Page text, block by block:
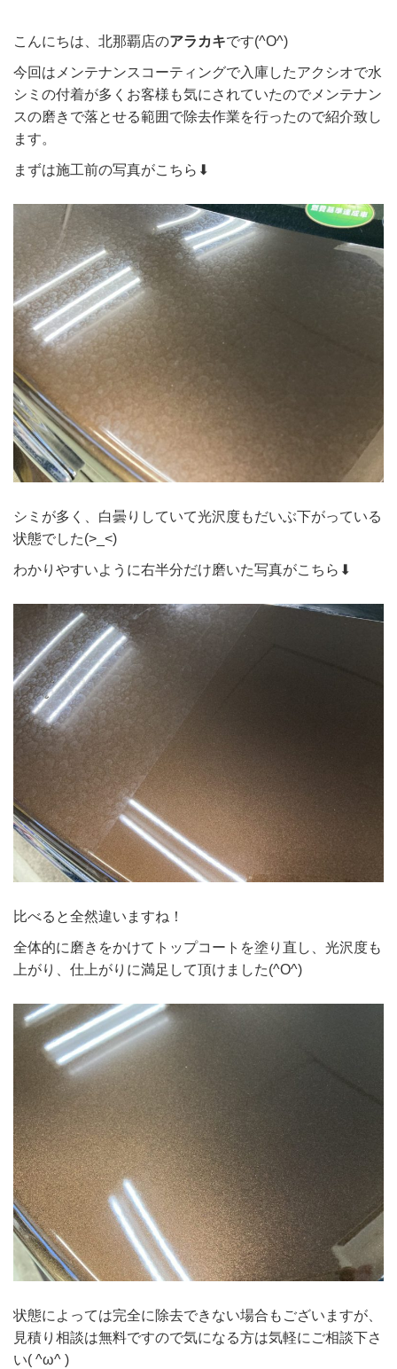
こんにちは、北那覇店のアラカキです(^O^)
今回はメンテナンスコーティングで入庫したアクシオで水
シミの付着が多くお客様も気にされていたのでメンテナン
スの磨きで落とせる範囲で除去作業を行ったので紹介致し
ます。
まずは施工前の写真がこちら⬇︎
シミが多く、白曇りしていて光沢度もだいぶ下がっている
状態でした(>_<)
わかりやすいように右半分だけ磨いた写真がこちら⬇︎
比べると全然違いますね！
全体的に磨きをかけてトップコートを塗り直し、光沢度も
上がり、仕上がりに満足して頂けました(^O^)
状態によっては完全に除去できない場合もございますが、
見積り相談は無料ですので気になる方は気軽にご相談下さ
い( ^ω^ )